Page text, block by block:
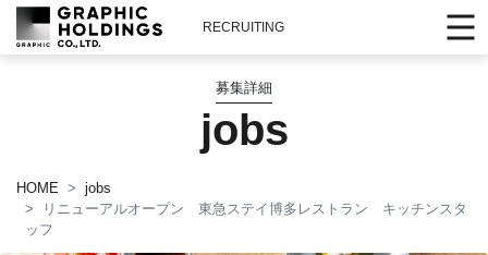
RECRUITING
募集詳細
jobs
HOME
jobs
リニューアルオープン 東急ステイ博多レストラン キッチンスタ
ッフ